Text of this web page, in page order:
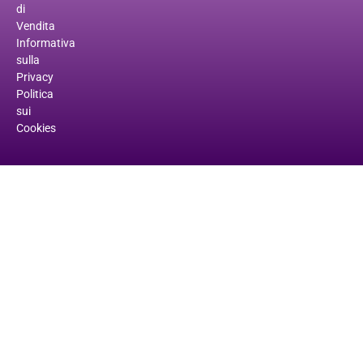
di
Vendita
Informativa
sulla
Privacy
Politica
sui
Cookies